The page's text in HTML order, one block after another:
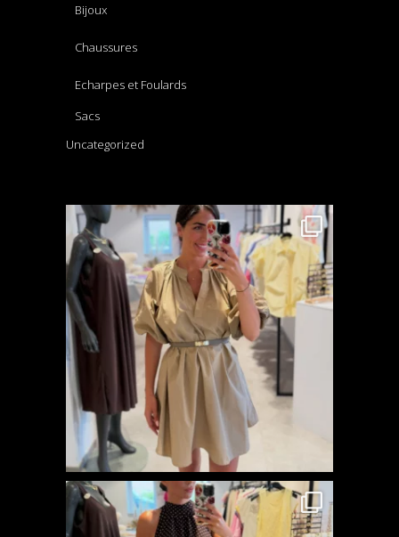
Bijoux
Chaussures
Echarpes et Foulards
Sacs
Uncategorized